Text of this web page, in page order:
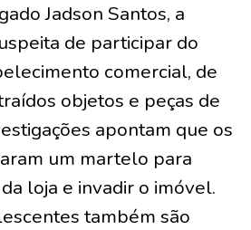
Jadson Santos, a
de participar do
comercial, de
objetos e peças de
apontam que os
um martelo para
loja e invadir o imóvel.
também são